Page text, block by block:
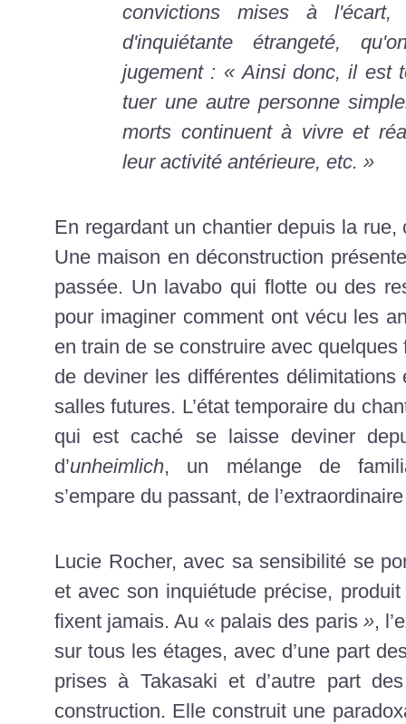
convictions mises à
d'inquiétante étrangeté,
jugement : « Ainsi donc, il est
tuer une autre personne
morts continuent à vivre et
leur activité antérieure, etc. »
En regardant un chantier depuis la
Une maison en déconstruction
passée. Un lavabo qui flotte ou des
pour imaginer comment ont vécu les
en train de se construire avec
de deviner les différentes
salles futures. L’état temporaire du
qui est caché se laisse deviner
d’unheimlich, un mélange de
s’empare du passant, de
Lucie Rocher, avec sa sensibilité se
et avec son inquiétude précise,
fixent jamais. Au « palais des paris»,
sur tous les étages, avec d’une part
prises à Takasaki et d’autre part
construction. Elle construit une